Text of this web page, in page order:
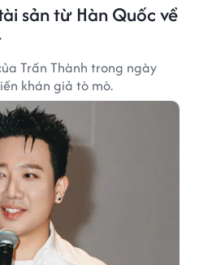
sản từ Hàn Quốc về
Trấn Thành trong ngày
khán giả tò mò.